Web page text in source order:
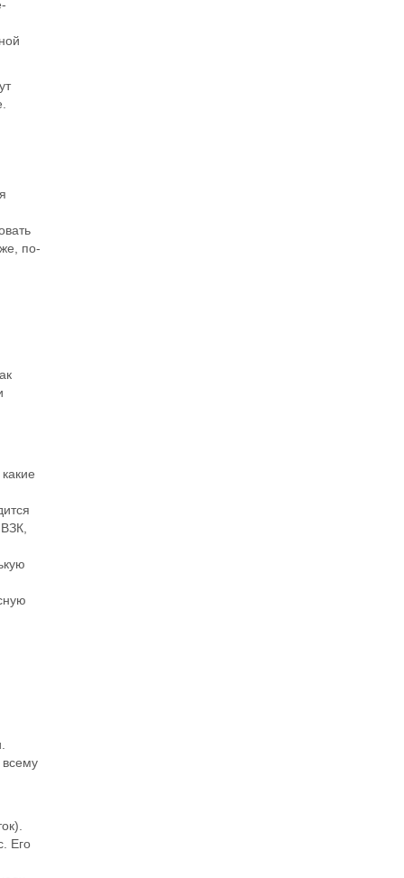
по-
ВЗК
всему
Его